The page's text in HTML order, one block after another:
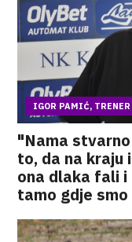
IGOR PAMIĆ,
"Nama
to, da na kraju
ona dlaka fali i
tamo gdje